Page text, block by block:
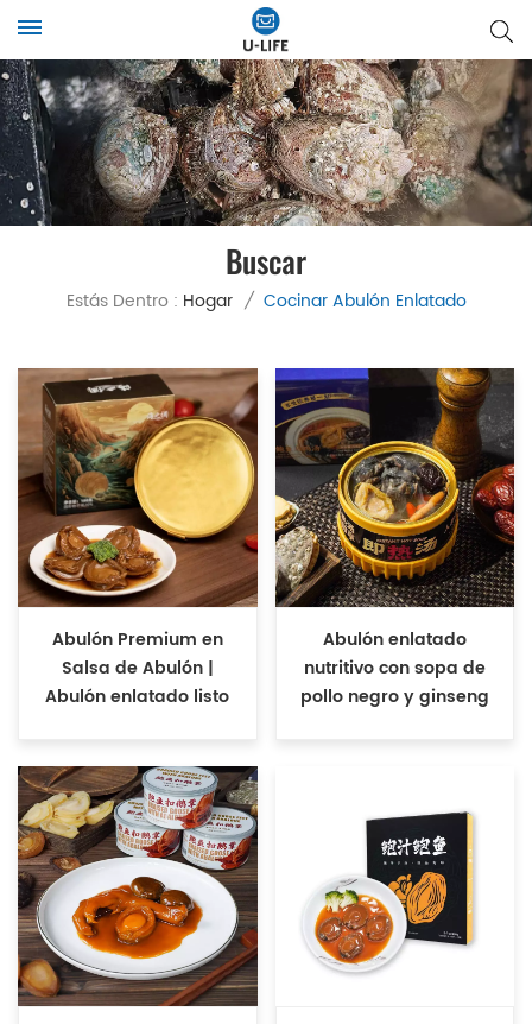
Buscar
Estás Dentro : Hogar / Cocinar Abulón Enlatado
Abulón Premium en
Salsa de Abulón |
Abulón enlatado listo
Abulón enlatado
nutritivo con sopa de
pollo negro y ginseng